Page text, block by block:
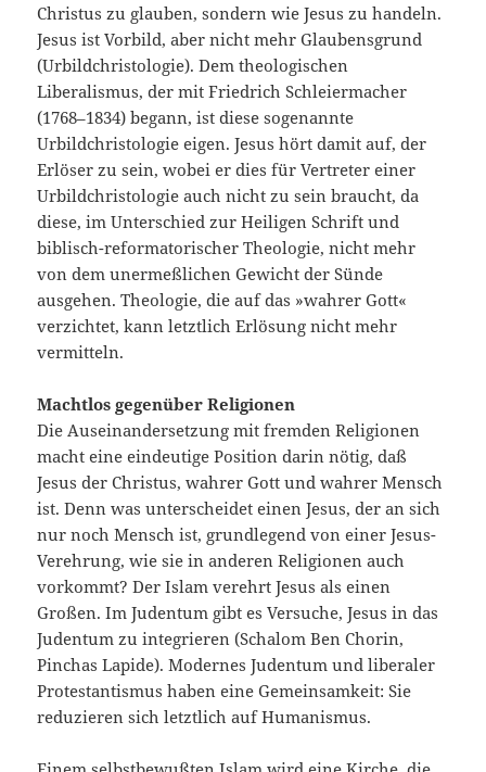
Christus zu glauben, sondern wie Jesus zu handeln.
Jesus ist Vorbild, aber nicht mehr Glaubensgrund
(Urbildchristologie). Dem theologischen
Liberalismus, der mit Friedrich Schleiermacher
(1768–1834) begann, ist diese sogenannte
Urbildchristologie eigen. Jesus hört damit auf, der
Erlöser zu sein, wobei er dies für Vertreter einer
Urbildchristologie auch nicht zu sein braucht, da
diese, im Unterschied zur Heiligen Schrift und
biblisch-reformatorischer Theologie, nicht mehr
von dem unermeßlichen Gewicht der Sünde
ausgehen. Theologie, die auf das »wahrer Gott«
verzichtet, kann letztlich Erlösung nicht mehr
vermitteln.
Machtlos gegenüber Religionen
Die Auseinandersetzung mit fremden Religionen
macht eine eindeutige Position darin nötig, daß
Jesus der Christus, wahrer Gott und wahrer Mensch
ist. Denn was unterscheidet einen Jesus, der an sich
nur noch Mensch ist, grundlegend von einer Jesus-
Verehrung, wie sie in anderen Religionen auch
vorkommt? Der Islam verehrt Jesus als einen
Großen. Im Judentum gibt es Versuche, Jesus in das
Judentum zu integrieren (Schalom Ben Chorin,
Pinchas Lapide). Modernes Judentum und liberaler
Protestantismus haben eine Gemeinsamkeit: Sie
reduzieren sich letztlich auf Humanismus.